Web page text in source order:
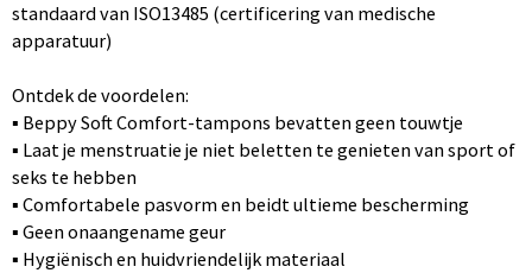
standaard van ISO13485 (certificering van medische
apparatuur)
Ontdek de voordelen:
▪ Beppy Soft Comfort-tampons bevatten geen touwtje
▪ Laat je menstruatie je niet beletten te genieten van sport of
seks te hebben
▪ Comfortabele pasvorm en beidt ultieme bescherming
▪ Geen onaangename geur
▪ Hygiënisch en huidvriendelijk materiaal